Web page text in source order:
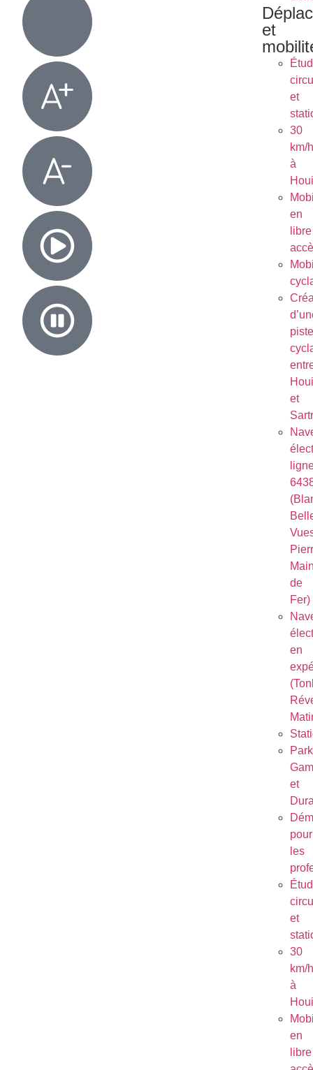
et
et
30
km/h
à
en
libre
piste
et
de
Fer)
en
et
pour
les
et
30
km/h
à
en
libre